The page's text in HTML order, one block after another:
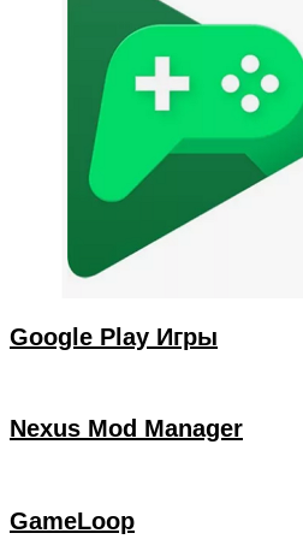
Google Play Игры
Nexus Mod Manager
GameLoop